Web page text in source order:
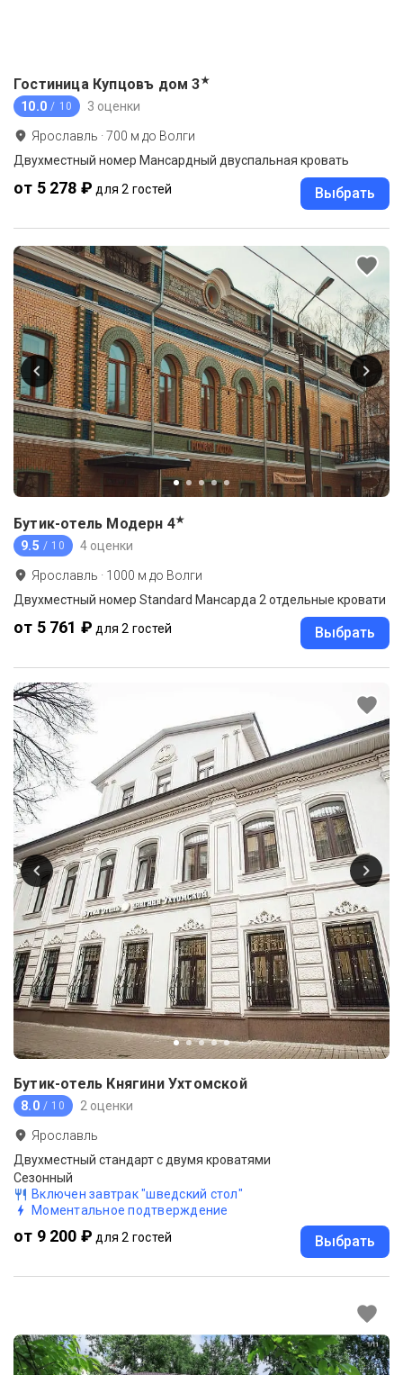
Гостиница Купцовъ дом 3★
10.0 / 10 3 оценки
Ярославль ·700 м до Волги
Двухместный номер Мансардный двуспальная кровать
от 5 278 ₽ для 2 гостей Выбрать
Бутик-отель Модерн 4★
9.5 / 10 4 оценки
Ярославль · 1000 м до Волги
Двухместный номер Standard Мансарда 2 отдельные кровати
от 5 761 ₽ для 2 гостей Выбрать
Бутик-отель Княгини Ухтомской
8.0 / 10 2 оценки
Ярославль
Двухместный стандарт с двумя кроватями
Сезонный
Включен завтрак "шведский стол"
Моментальное подтверждение
от 9 200 ₽ для 2 гостей Выбрать